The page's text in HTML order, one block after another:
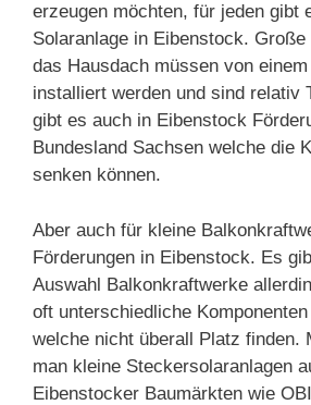
erzeugen möchten, für jeden gibt
Solaranlage in Eibenstock. Große
das Hausdach müssen von
installiert werden und sind relativ
gibt es auch in Eibenstock
Bundesland Sachsen welche die
senken können.
Aber auch für kleine
Förderungen in Eibenstock. Es
Auswahl Balkonkraftwerke
oft unterschiedliche
welche nicht überall Platz finden.
man kleine Steckersolaranlagen
Eibenstocker Baumärkten wie